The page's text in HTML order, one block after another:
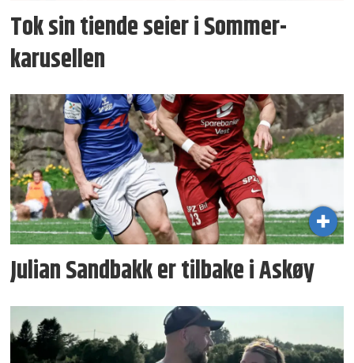
Tok sin tiende seier i Sommer­
karusellen
Julian Sandbakk er tilbake i Askøy